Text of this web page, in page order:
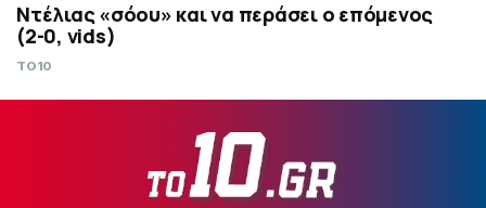
Ντέλιας «σόου» και να περάσει ο επόμενος
(2-0, vids)
TO10